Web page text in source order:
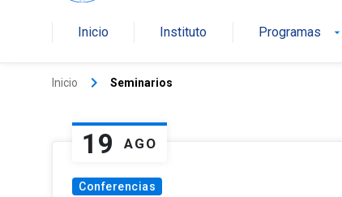
Inicio Instituto Programas arrow_drop_down
Inicio keyboard_arrow_right Seminarios
19 AGO
Conferencias